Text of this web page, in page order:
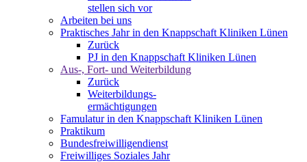
stellen sich vor
Arbeiten bei uns
Praktisches Jahr in den Knappschaft Kliniken Lünen
Zurück
PJ in den Knappschaft Kliniken Lünen
Aus-, Fort- und Weiterbildung
Zurück
Weiterbildungs-
ermächtigungen
Famulatur in den Knappschaft Kliniken Lünen
Praktikum
Bundesfreiwilligendienst
Freiwilliges Soziales Jahr